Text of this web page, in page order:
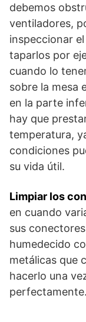
debemos
ventiladores,
inspeccionar
taparlos por
cuando lo
sobre la mesa
en la parte
hay que
temperatura,
condiciones
su vida útil.
Limpiar los
en cuando
sus
humedecido
metálicas que
hacerlo una
perfectamente.